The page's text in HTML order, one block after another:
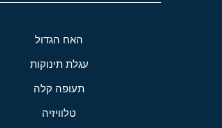
האח הגדול
עגלת תינוקות
תעופה קלה
טלוויזיה